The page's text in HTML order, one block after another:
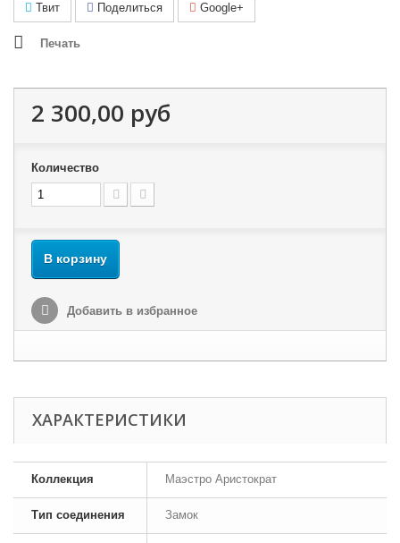
Твит Поделиться Google+
Печать
2 300,00 руб
Количество
В корзину
Добавить в избранное
ХАРАКТЕРИСТИКИ
Коллекция Маэстро Аристократ
Тип соединения Замок